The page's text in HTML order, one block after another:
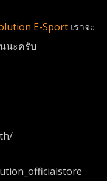
E-Sport เราจะ
นะครับ